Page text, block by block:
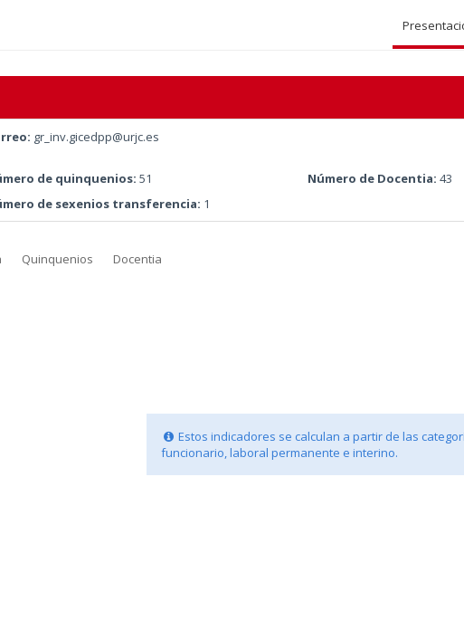
gr_inv.gicedpp@urjc.es
de quinquenios: 51 Número de Docentia: 43
de sexenios transferencia: 1
Quinquenios Docentia
Estos indicadores se calculan a partir de las
funcionario, laboral permanente e interino.